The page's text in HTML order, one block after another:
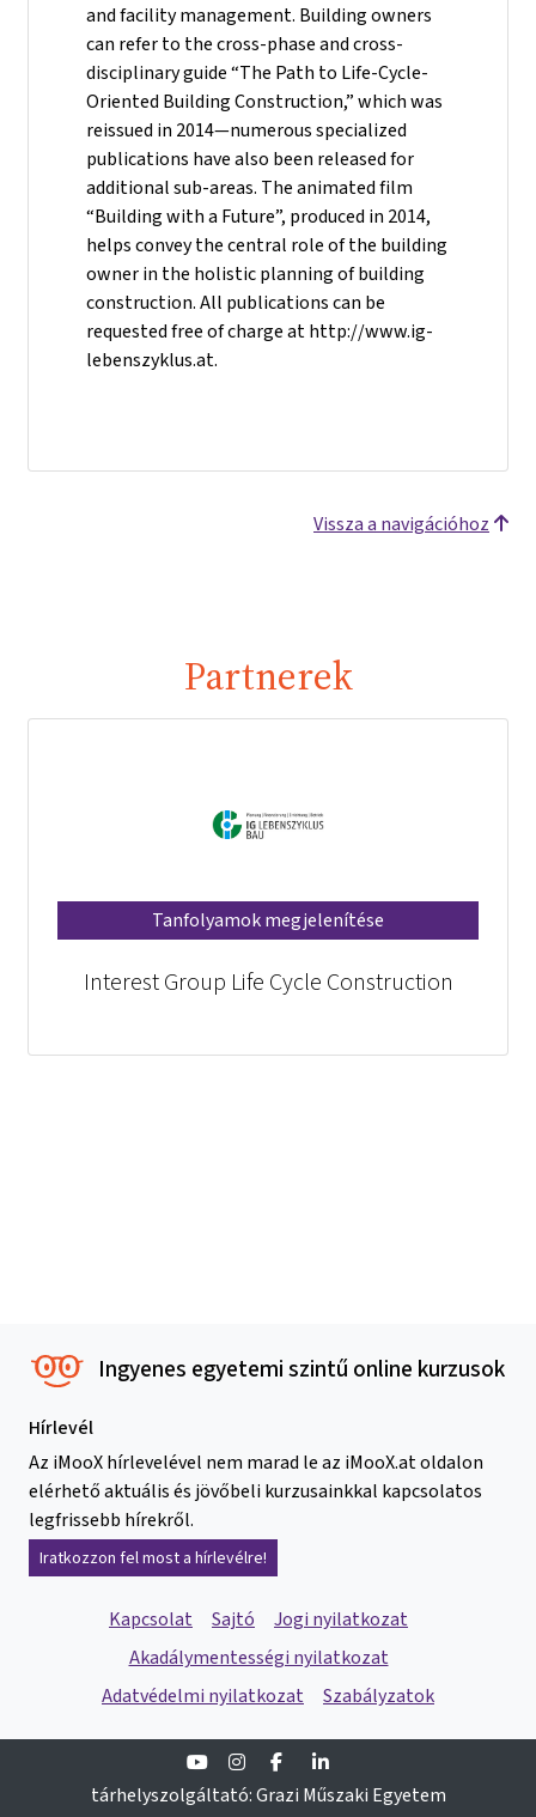
and facility management. Building owners
can refer to the cross-phase and cross-
disciplinary guide “The Path to Life-Cycle-
Oriented Building Construction,” which was
reissued in 2014—numerous specialized
publications have also been released for
additional sub-areas. The animated film
“Building with a Future”, produced in 2014,
helps convey the central role of the building
owner in the holistic planning of building
construction. All publications can be
requested free of charge at http://www.ig-
lebenszyklus.at.
Vissza a navigációhoz
Partnerek
Tanfolyamok megjelenítése
Interest Group Life Cycle Construction
Ingyenes egyetemi szintű online kurzusok
Hírlevél
Az iMooX hírlevelével nem marad le az iMooX.at oldalon
elérhető aktuális és jövőbeli kurzusainkkal kapcsolatos
legfrissebb hírekről.
Iratkozzon fel most a hírlevélre!
Kapcsolat Sajtó
Jogi nyilatkozat
Akadálymentességi nyilatkozat
Adatvédelmi nyilatkozat
Szabályzatok
YoutubeInstagramFacebook
tárhelyszolgáltató: Grazi Műszaki Egyetem